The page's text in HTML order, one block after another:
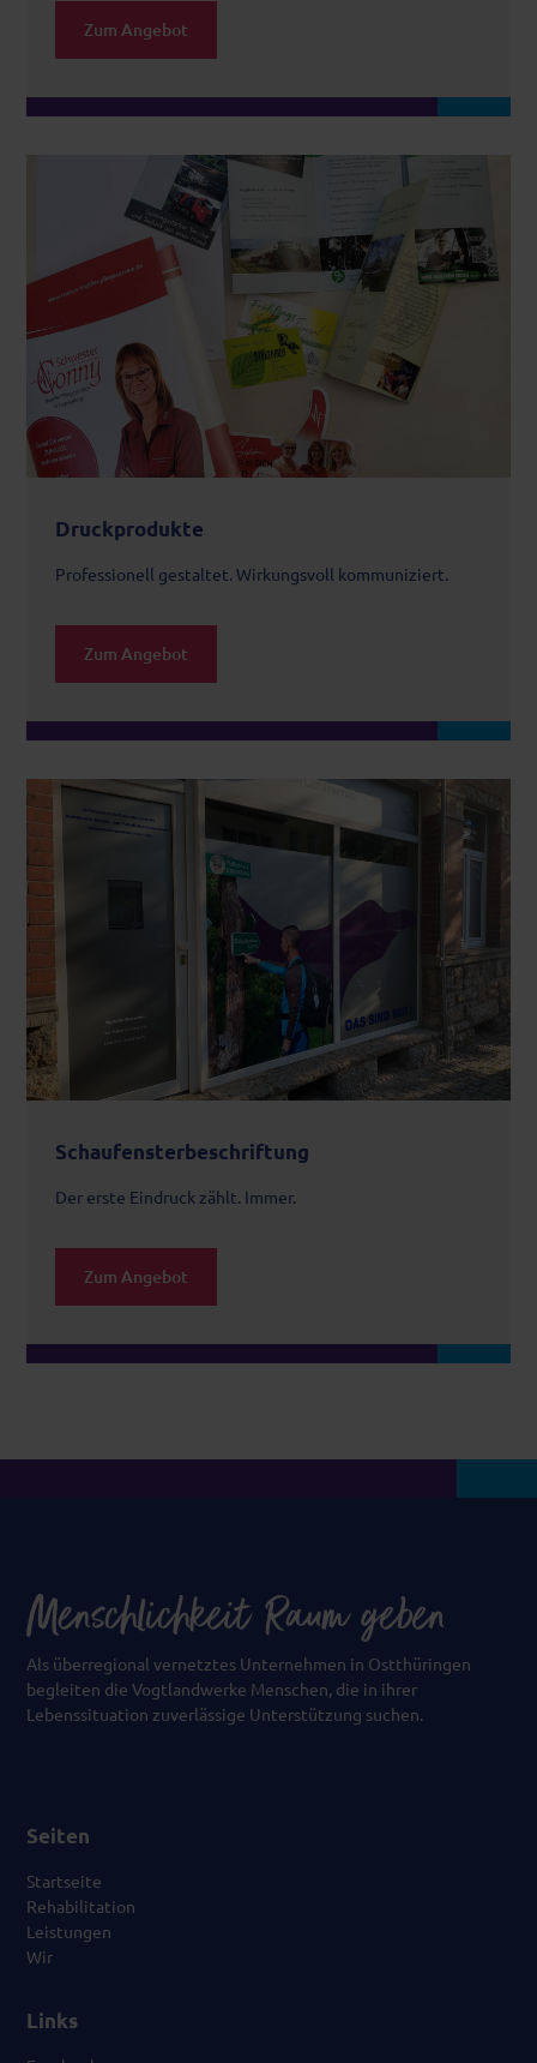
Zum Angebot
Druckprodukte
Professionell gestaltet. Wirkungsvoll kommuniziert.
Zum Angebot
Schaufensterbeschriftung
Der erste Eindruck zählt. Immer.
Zum Angebot
Als überregional vernetztes Unternehmen in Ostthüringen
begleiten die Vogtlandwerke Menschen, die in ihrer
Lebenssituation zuverlässige Unterstützung suchen.
Seiten
Startseite
Rehabilitation
Leistungen
Wir
Links